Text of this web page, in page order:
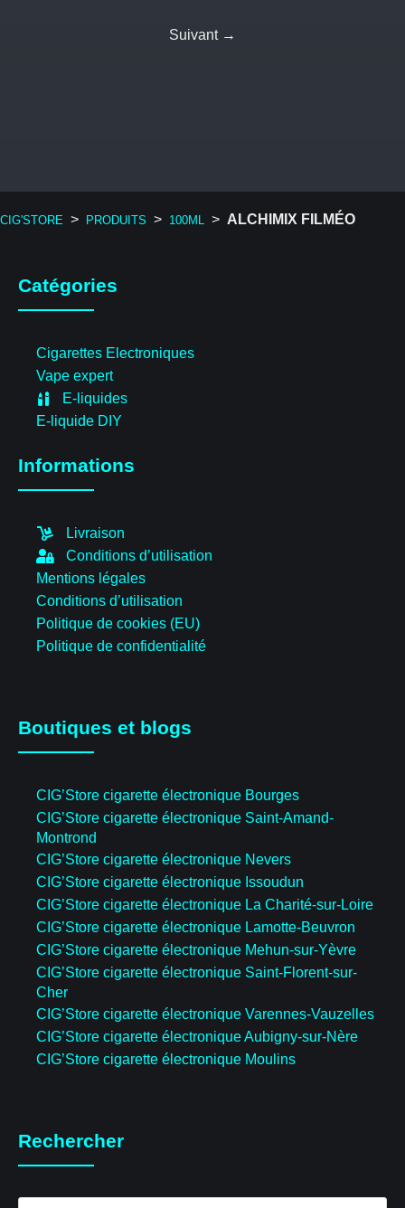
Suivant →
CIG'STORE > PRODUITS > 100ML > ALCHIMIX FILMÉO
Catégories
Cigarettes Electroniques
Vape expert
E-liquides
E-liquide DIY
Informations
Livraison
Conditions d’utilisation
Mentions légales
Conditions d’utilisation
Politique de cookies (EU)
Politique de confidentialité
Boutiques et blogs
CIG’Store cigarette électronique Bourges
CIG’Store cigarette électronique Saint-Amand-
Montrond
CIG’Store cigarette électronique Nevers
CIG’Store cigarette électronique Issoudun
CIG’Store cigarette électronique La Charité-sur-Loire
CIG’Store cigarette électronique Lamotte-Beuvron
CIG’Store cigarette électronique Mehun-sur-Yèvre
CIG’Store cigarette électronique Saint-Florent-sur-
Cher
CIG’Store cigarette électronique Varennes-Vauzelles
CIG’Store cigarette électronique Aubigny-sur-Nère
CIG’Store cigarette électronique Moulins
Rechercher